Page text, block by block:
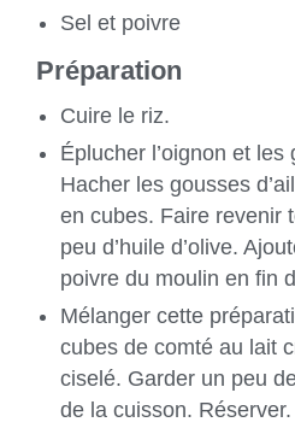
Sel et poivre
Préparation
Cuire le riz.
Éplucher l’oignon et les
Hacher les gousses
en cubes. Faire revenir
peu d’huile d’olive.
poivre du moulin en fin
Mélanger cette
cubes de comté au lait
ciselé. Garder un peu
de la cuisson. Réserver.